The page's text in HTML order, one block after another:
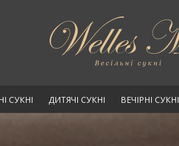
СУКНІ ДИТЯЧІ СУКНІ ВЕЧІРНІ СУКНІ